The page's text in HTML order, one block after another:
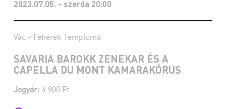
2023.07.05. - szerda 20:00
Vác - Fehérek Temploma
SAVARIA BAROKK ZENEKAR ÉS A
CAPELLA DU MONT KAMARAKÓRUS
Jegyár: 4 900 Ft